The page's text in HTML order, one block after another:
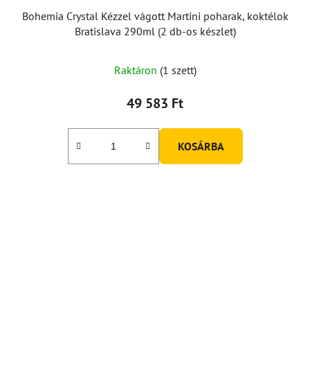
Bohemia Crystal Kézzel vágott Martini poharak, koktélok
Bratislava 290ml (2 db-os készlet)
Raktáron (1 szett)
49 583 Ft
KOSÁRBA